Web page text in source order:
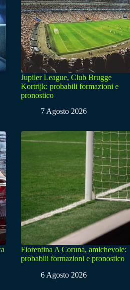
Jupiler League, Club Brugge
Kortrijk: probabili formazioni e
pronostico
7 Agosto 2026
Fiorentina A Coruna, amichevole:
probabili formazioni e pronostico
6 Agosto 2026